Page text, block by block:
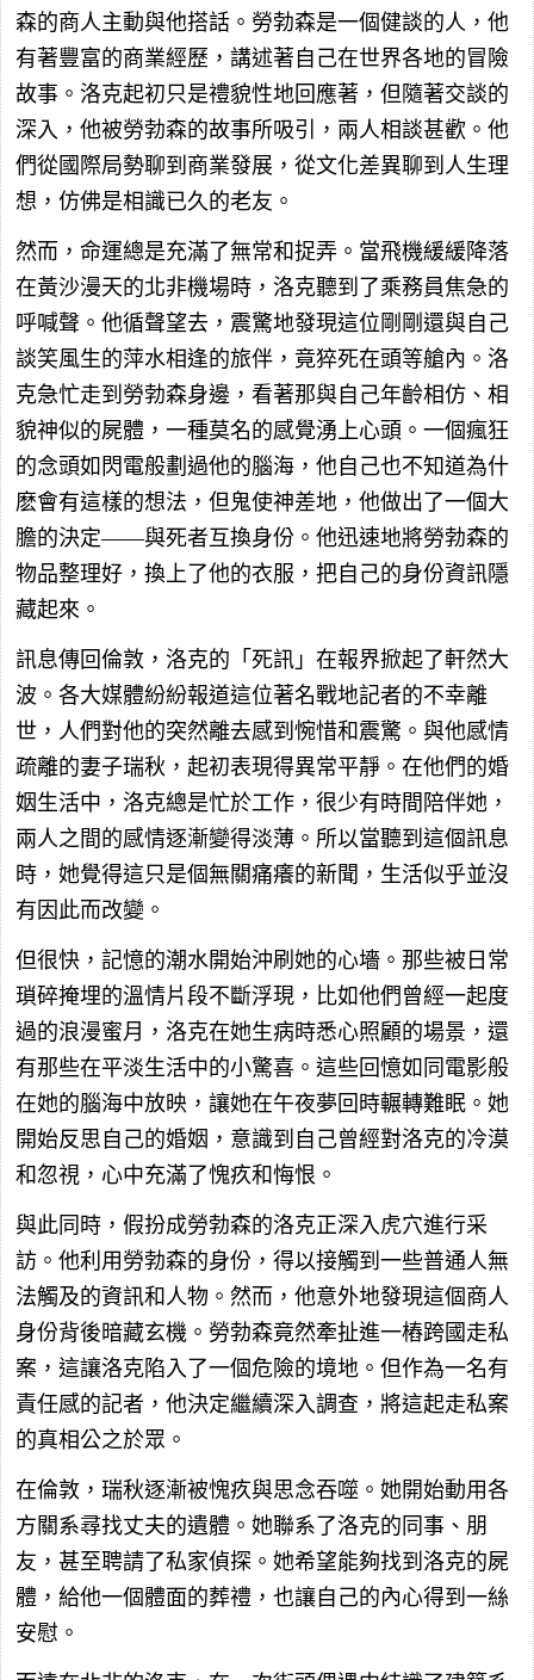
森的商人主動與他搭話。勞勃森是一個健談的人，他
有著豐富的商業經歷，講述著自己在世界各地的冒險
故事。洛克起初只是禮貌性地回應著，但隨著交談的
深入，他被勞勃森的故事所吸引，兩人相談甚歡。他
們從國際局勢聊到商業發展，從文化差異聊到人生理
想，仿佛是相識已久的老友。
然而，命運總是充滿了無常和捉弄。當飛機緩緩降落
在黃沙漫天的北非機場時，洛克聽到了乘務員焦急的
呼喊聲。他循聲望去，震驚地發現這位剛剛還與自己
談笑風生的萍水相逢的旅伴，竟猝死在頭等艙內。洛
克急忙走到勞勃森身邊，看著那與自己年齡相仿、相
貌神似的屍體，一種莫名的感覺湧上心頭。一個瘋狂
的念頭如閃電般劃過他的腦海，他自己也不知道為什
麽會有這樣的想法，但鬼使神差地，他做出了一個大
膽的決定——與死者互換身份。他迅速地將勞勃森的
物品整理好，換上了他的衣服，把自己的身份資訊隱
藏起來。
訊息傳回倫敦，洛克的「死訊」在報界掀起了軒然大
波。各大媒體紛紛報道這位著名戰地記者的不幸離
世，人們對他的突然離去感到惋惜和震驚。與他感情
疏離的妻子瑞秋，起初表現得異常平靜。在他們的婚
姻生活中，洛克總是忙於工作，很少有時間陪伴她，
兩人之間的感情逐漸變得淡薄。所以當聽到這個訊息
時，她覺得這只是個無關痛癢的新聞，生活似乎並沒
有因此而改變。
但很快，記憶的潮水開始沖刷她的心墻。那些被日常
瑣碎掩埋的溫情片段不斷浮現，比如他們曾經一起度
過的浪漫蜜月，洛克在她生病時悉心照顧的場景，還
有那些在平淡生活中的小驚喜。這些回憶如同電影般
在她的腦海中放映，讓她在午夜夢回時輾轉難眠。她
開始反思自己的婚姻，意識到自己曾經對洛克的冷漠
和忽視，心中充滿了愧疚和悔恨。
與此同時，假扮成勞勃森的洛克正深入虎穴進行采
訪。他利用勞勃森的身份，得以接觸到一些普通人無
法觸及的資訊和人物。然而，他意外地發現這個商人
身份背後暗藏玄機。勞勃森竟然牽扯進一樁跨國走私
案，這讓洛克陷入了一個危險的境地。但作為一名有
責任感的記者，他決定繼續深入調查，將這起走私案
的真相公之於眾。
在倫敦，瑞秋逐漸被愧疚與思念吞噬。她開始動用各
方關系尋找丈夫的遺體。她聯系了洛克的同事、朋
友，甚至聘請了私家偵探。她希望能夠找到洛克的屍
體，給他一個體面的葬禮，也讓自己的內心得到一絲
安慰。